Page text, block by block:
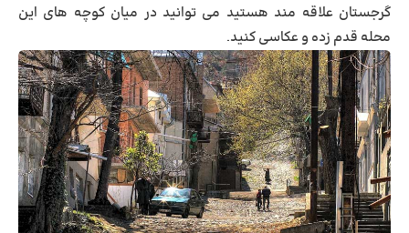
گرجستان علاقه مند هستید می توانید در میان کوچه های این
محله قدم زده و عکاسی کنید.